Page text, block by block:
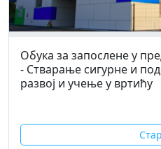
Обука за запослене у
- Стварање сигурне и
развој и учење у вртићу